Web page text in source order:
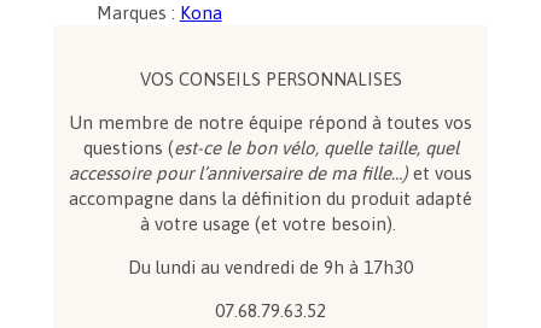
Marques : Kona
VOS CONSEILS PERSONNALISES
Un membre de notre équipe répond à toutes vos
questions (est-ce le bon vélo, quelle taille, quel
accessoire pour l’anniversaire de ma fille…) et vous
accompagne dans la définition du produit adapté
à votre usage (et votre besoin).
Du lundi au vendredi de 9h à 17h30
07.68.79.63.52